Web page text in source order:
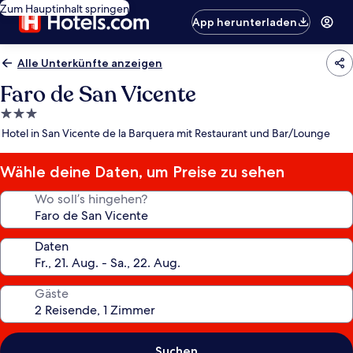
Zum Hauptinhalt springen
App herunterladen
Alle Unterkünfte anzeigen
Faro de San Vicente
3.0-
Sterne-
Hotel in San Vicente de la Barquera mit Restaurant und Bar/Lounge
Wähle deine Daten, um Preise zu sehen
Wo soll’s hingehen?
Daten
Gäste